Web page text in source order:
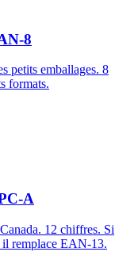
8
petits emballages. 8
formats.
A
12 chiffres. Si
remplace EAN-13.